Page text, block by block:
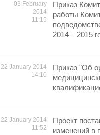
03 February
2014
11:15
Приказ
работы
2014 – 2015
22 January 2014
14:10
Приказ "Об
22 January 2014
11:52
Проект
изменений в